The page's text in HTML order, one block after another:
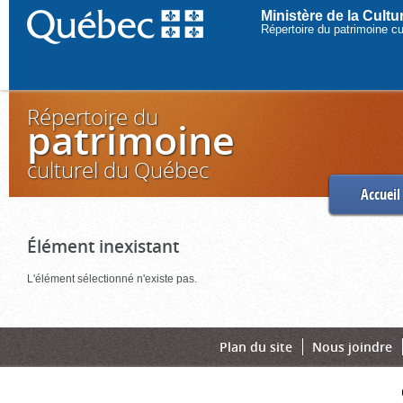
Ministère de la
Répertoire du patrimoine
Répertoire du
patrimoine
culturel du Québec
Accueil
Élément inexistant
L'élément sélectionné n'existe pas.
Plan du site Nous joindre